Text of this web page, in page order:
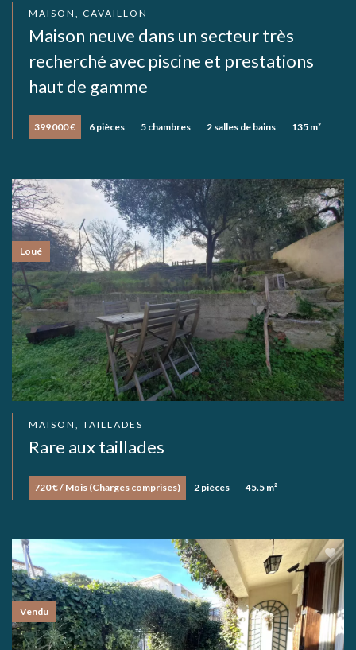
MAISON, CAVAILLON
Maison neuve dans un secteur très
recherché avec piscine et prestations
haut de gamme
399 000 € 6 pièces 5 chambres 2 salles de bains 135 m²
MAISON, TAILLADES
Rare aux taillades
720 € / Mois (Charges comprises) 2 pièces 45.5 m²
Loué
Vendu